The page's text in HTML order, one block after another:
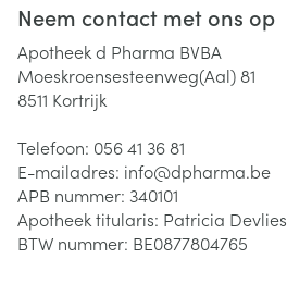
Neem contact met ons op
Apotheek d Pharma BVBA
Moeskroensesteenweg(Aal) 81
8511 Kortrijk
Telefoon: 056 41 36 81
E-mailadres: info@dpharma.be
APB nummer: 340101
Apotheek titularis: Patricia Devlies
BTW nummer: BE0877804765